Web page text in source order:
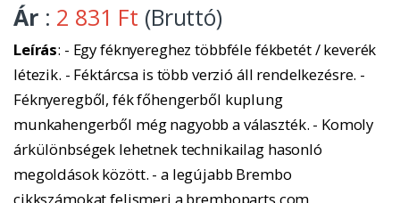
Ár : 2 831 Ft (Bruttó)
Leírás: - Egy féknyereghez többféle fékbetét / keverék
létezik. - Féktárcsa is több verzió áll rendelkezésre. -
Féknyeregből, fék főhengerből kuplung
munkahengerből még nagyobb a választék. - Komoly
árkülönbségek lehetnek technikailag hasonló
megoldások között. - a legújabb Brembo